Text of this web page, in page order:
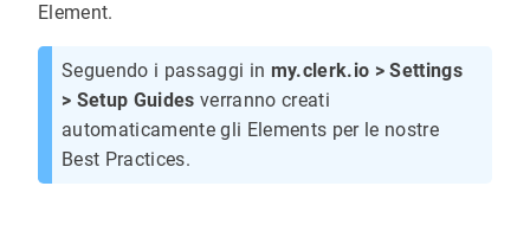
Element.
Seguendo i passaggi in my.clerk.io > Settings
> Setup Guides verranno creati
automaticamente gli Elements per le nostre
Best Practices.